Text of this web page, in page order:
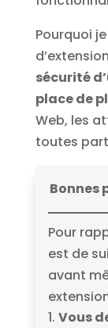
Pourquoi
sécurité
place de
Web, les
toutes
Bonnes
Pour
est de
avant
Vous